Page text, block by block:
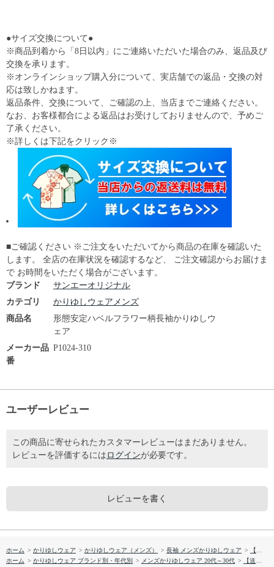
●サイズ交換について●
※商品到着から「8日以内」にご連絡いただいた場合のみ、返品及び
交換を承ります。
※オンラインショップ購入分について、実店舗での返品・交換の対
応は致しかねます。
返品条件、交換について、ご確認の上、当店までご連絡ください。
なお、お客様都合による返品はお受けしておりませんので、予めご
了承ください。
※詳しくは下記をクリック※
■ご確認ください ※ご注文をいただいてから商品の在庫を確認いた
します。 全店の在庫状況を確認するなど、 ご注文確認からお届けま
で お時間をいただく場合がございます。
ブランド
サンエーオリジナル
カテゴリ
かりゆしウェアメンズ
商品名
形態安定ハベルフラワー柄長袖かりゆしウ
ェア
メーカー品
番
P1024-310
ユーザーレビュー
この商品に寄せられたカスタマーレビューはまだありません。
レビューを評価するには ログインが必要です。
レビューを書く
ホーム > かりゆしウェア > かりゆしウェア（メンズ） > 長袖 メンズかりゆしウェア >
【送料無料】形態安定 ハベルフラワー柄 長袖 かりゆしウェアP1024-310 Kr24
ホーム > かりゆしウェア ブランド別・年代別 > メンズかりゆしウェア 20代～30代 >
【送料無料】形態安定 ハベルフラワー柄 長袖 かりゆしウェアP1024-310 Kr24